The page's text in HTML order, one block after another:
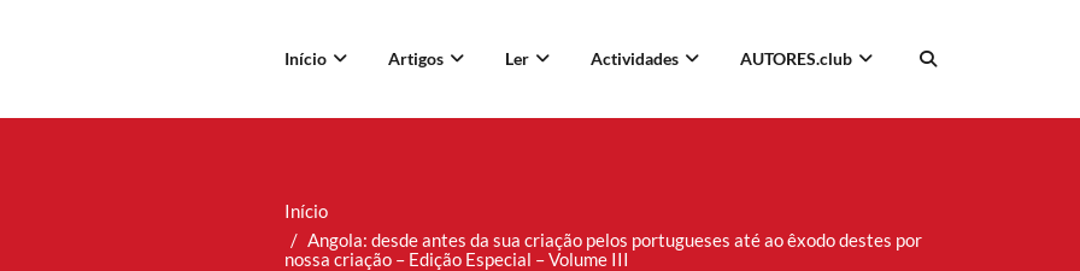
Início Artigos Ler Actividades AUTORES.club
Início
Angola: desde antes da sua criação pelos portugueses até ao êxodo destes por
nossa criação – Edição Especial – Volume III